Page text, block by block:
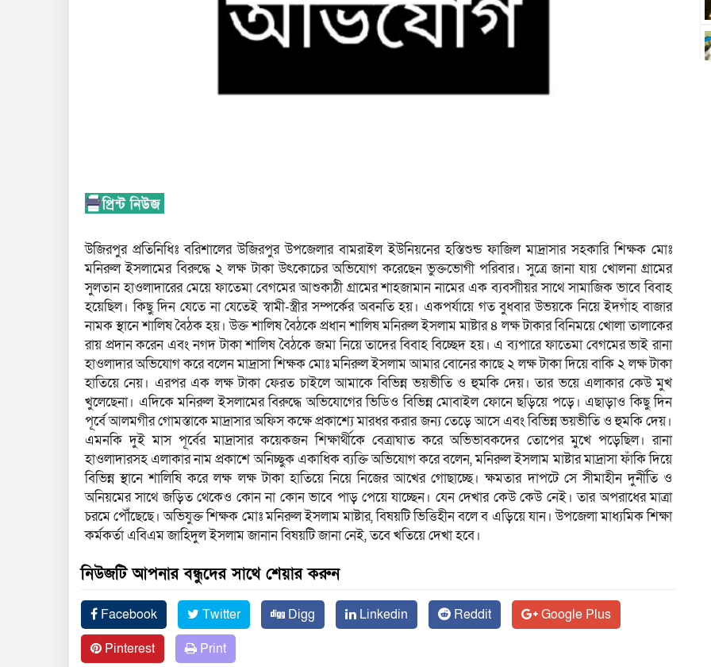
উজিরপুর প্রতিনিধিঃ বরিশালের উজিরপুর উপজেলার বামরাইল ইউনিয়নের হস্তিশুন্ড ফাজিল মাদ্রাসার সহকারি শিক্ষক মোঃ
মনিরুল ইসলামের বিরুদ্ধে ২ লক্ষ টাকা উৎকোচের অভিযোগ করেছেন ভুক্তভোগী পরিবার। সুত্রে জানা যায় খোলনা গ্রামের
সুলতান হাওলাদারের মেয়ে ফাতেমা বেগমের আশুকাঠী গ্রামের শাহজামান নামের এক ব্যবসাীয়র সাথে সামাজিক ভাবে বিবাহ
হয়েছিল। কিছু দিন যেতে না যেতেই স্বামী-স্ত্রীর সম্পর্কের অবনতি হয়। একপর্যায়ে গত বুধবার উভয়কে নিয়ে ইদগাঁহ বাজার
নামক স্থানে শালিষ বৈঠক হয়। উক্ত শালিষ বৈঠকে প্রধান শালিষ মনিরুল ইসলাম মাষ্টার ৪ লক্ষ টাকার বিনিময়ে খোলা তালাকের
রায় প্রদান করেন এবং নগদ টাকা শালিষ বৈঠকে জমা নিয়ে তাদের বিবাহ বিচ্ছেদ হয়। এ ব্যপারে ফাতেমা বেগমের ভাই রানা
হাওলাদার অভিযোগ করে বলেন মাদ্রাসা শিক্ষক মোঃ মনিরুল ইসলাম আমার বোনের কাছে ২ লক্ষ টাকা দিয়ে বাকি ২ লক্ষ টাকা
হাতিয়ে নেয়। এরপর এক লক্ষ টাকা ফেরত চাইলে আমাকে বিভিন্ন ভয়ভীতি ও হুমকি দেয়। তার ভয়ে এলাকার কেউ মুখ
খুলেছেনা। এদিকে মনিরুল ইসলামের বিরুদ্ধে অভিযোগের ভিডিও বিভিন্ন মোবাইল ফোনে ছড়িয়ে পড়ে। এছাড়াও কিছু দিন
পূর্বে আলমগীর গোমস্তাকে মাদ্রাসার অফিস কক্ষে প্রকাশ্যে মারধর করার জন্য তেড়ে আসে এবং বিভিন্ন ভয়ভীতি ও হুমকি দেয়।
এমনকি দুই মাস পূর্বের মাদ্রাসার কয়েকজন শিক্ষার্থীকে বেত্রাঘাত করে অভিভাবকদের তোপের মুখে পড়েছিল। রানা
হাওলাদারসহ এলাকার নাম প্রকাশে অনিচ্ছুক একাধিক ব্যক্তি অভিযোগ করে বলেন, মনিরুল ইসলাম মাষ্টার মাদ্রাসা ফাঁকি দিয়ে
বিভিন্ন স্থানে শালিষি করে লক্ষ লক্ষ টাকা হাতিয়ে নিয়ে নিজের আখের গোছাচ্ছে। ক্ষমতার দাপটে সে সীমাহীন দুর্নীতি ও
অনিয়মের সাথে জড়িত থেকেও কোন না কোন ভাবে পাড় পেয়ে যাচ্ছেন। যেন দেখার কেউ কেউ নেই। তার অপরাধের মাত্রা
চরমে পৌঁছেছে। অভিযুক্ত শিক্ষক মোঃ মনিরুল ইসলাম মাষ্টার, বিষয়টি ভিত্তিহীন বলে ব এড়িয়ে যান। উপজেলা মাধ্যমিক শিক্ষা
কর্মকর্তা এবিএম জাহিদুল ইসলাম জানান বিষয়টি জানা নেই, তবে খতিয়ে দেখা হবে।
নিউজটি আপনার বন্ধুদের সাথে শেয়ার করুন
Facebook Twitter Digg Linkedin Reddit
Google Plus
Pinterest
Print